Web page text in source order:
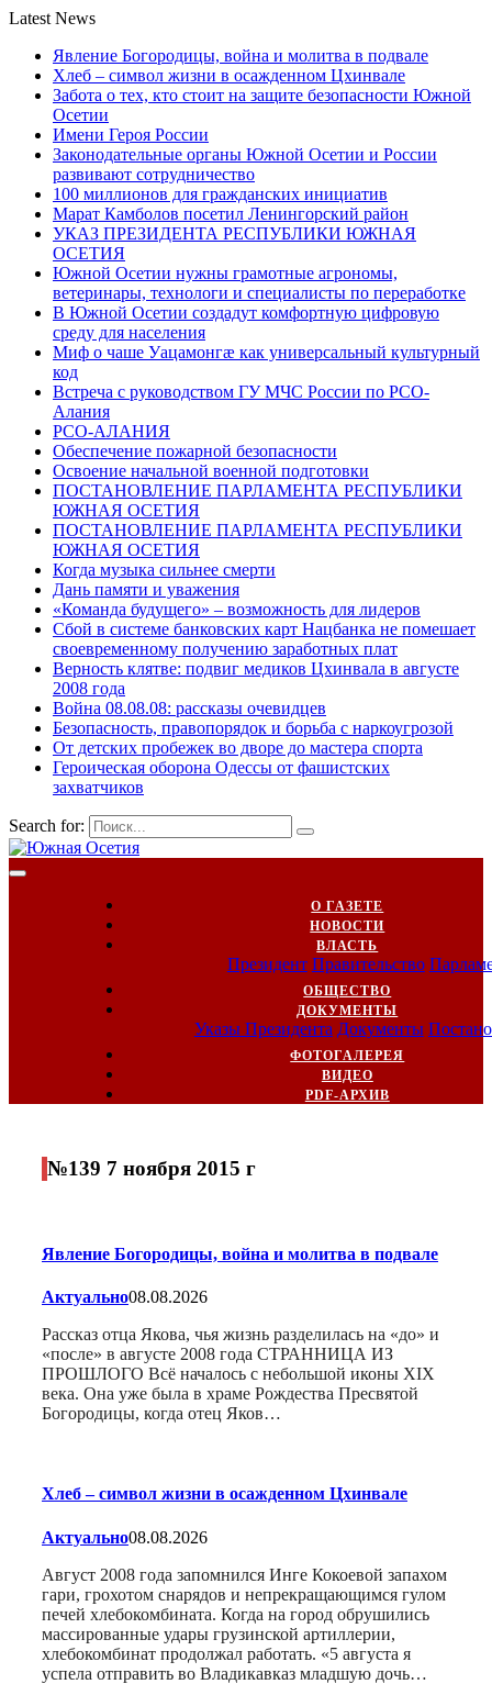
Latest News
Явление Богородицы, война и молитва в подвале
Хлеб – символ жизни в осажденном Цхинвале
Забота о тех, кто стоит на защите безопасности Южной
Осетии
Имени Героя России
Законодательные органы Южной Осетии и России
развивают сотрудничество
100 миллионов для гражданских инициатив
Марат Камболов посетил Ленингорский район
УКАЗ ПРЕЗИДЕНТА РЕСПУБЛИКИ ЮЖНАЯ
ОСЕТИЯ
Южной Осетии нужны грамотные агрономы,
ветеринары, технологи и специалисты по переработке
В Южной Осетии создадут комфортную цифровую
среду для населения
Миф о чаше Уацамонгæ как универсальный культурный
код
Встреча с руководством ГУ МЧС России по РСО-
Алания
РСО-АЛАНИЯ
Обеспечение пожарной безопасности
Освоение начальной военной подготовки
ПОСТАНОВЛЕНИЕ ПАРЛАМЕНТА РЕСПУБЛИКИ
ЮЖНАЯ ОСЕТИЯ
ПОСТАНОВЛЕНИЕ ПАРЛАМЕНТА РЕСПУБЛИКИ
ЮЖНАЯ ОСЕТИЯ
Когда музыка сильнее смерти
Дань памяти и уважения
«Команда будущего» – возможность для лидеров
Сбой в системе банковских карт Нацбанка не помешает
своевременному получению заработных плат
Верность клятве: подвиг медиков Цхинвала в августе
2008 года
Война 08.08.08: рассказы очевидцев
Безопасность, правопорядок и борьба с наркоугрозой
От детских пробежек во дворе до мастера спорта
Героическая оборона Одессы от фашистских
захватчиков
Search for:
О ГАЗЕТЕ
НОВОСТИ
ВЛАСТЬ
Президент Правительство
ОБЩЕСТВО
ДОКУМЕНТЫ
Указы Президента Документы
ФОТОГАЛЕРЕЯ
ВИДЕО
PDF-АРХИВ
№139 7 ноября 2015 г
Явление Богородицы, война и молитва в подвале
Актуально08.08.2026
Рассказ отца Якова, чья жизнь разделилась на «до» и
«после» в августе 2008 года СТРАННИЦА ИЗ
ПРОШЛОГО Всё началось с небольшой иконы XIX
века. Она уже была в храме Рождества Пресвятой
Богородицы, когда отец Яков…
Хлеб – символ жизни в осажденном Цхинвале
Актуально08.08.2026
Август 2008 года запомнился Инге Кокоевой запахом
гари, грохотом снарядов и непрекращающимся гулом
печей хлебокомбината. Когда на город обрушились
массированные удары грузинской артиллерии,
хлебокомбинат продолжал работать. «5 августа я
успела отправить во Владикавказ младшую дочь…